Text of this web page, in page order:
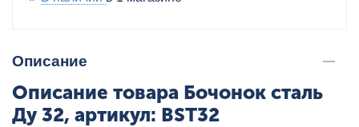
Описание
Описание товара Бочонок сталь
Ду 32, артикул: BST32